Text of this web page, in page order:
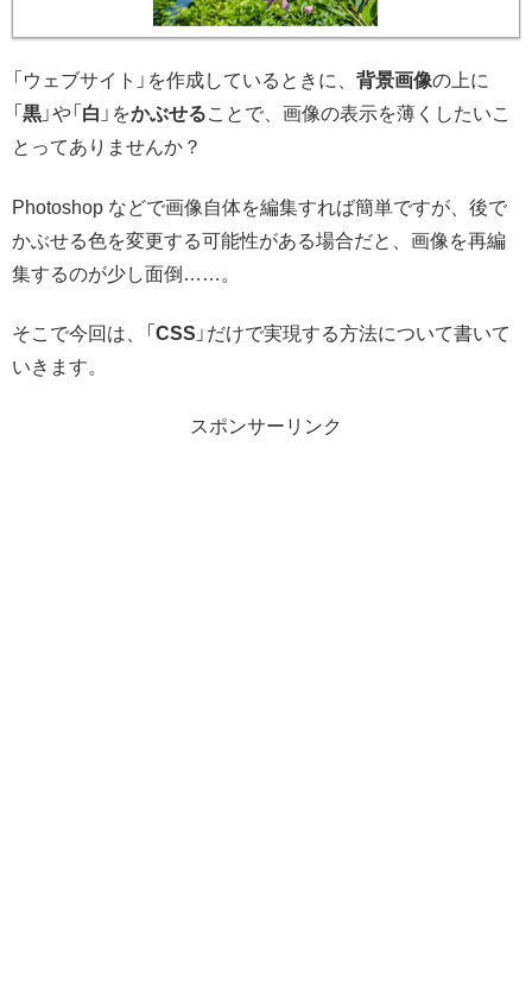
「ウェブサイト」を作成しているときに、 背景画像の上に
「 黒 」や「 白 」をかぶせることで、画像の表示を薄くしたいこ
とってありませんか？
Photoshop などで画像自体を編集すれば簡単ですが、後で
かぶせる色を変更する可能性がある場合だと、画像を再編
集するのが少し面倒……。
そこで今回は、「 CSS 」だけで実現する方法について書いて
いきます。
スポンサーリンク